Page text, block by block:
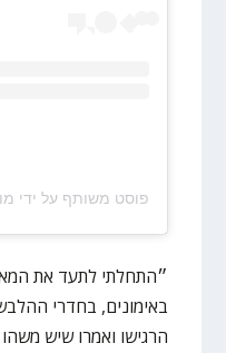
פוסט משותף על ידי ‏‎מורן רוט – מרכז לפיתוח שחקני כדורסל‎‏ (@‏‎moran_roth9‎‏)
״התחלתי לתעד את
באימונים, בחדרי
הרגישו ואמרו שיש